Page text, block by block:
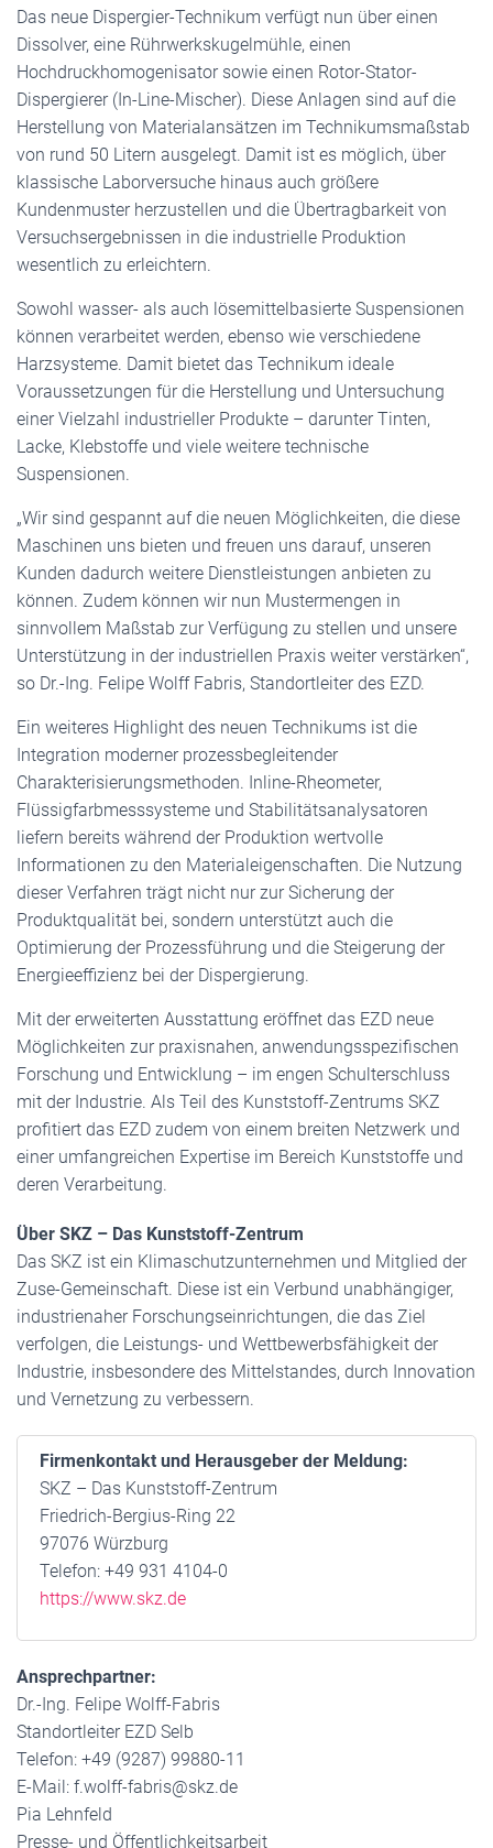
Das neue Dispergier-Technikum verfügt nun über einen
Dissolver, eine Rührwerkskugelmühle, einen
Hochdruckhomogenisator sowie einen Rotor-Stator-
Dispergierer (In-Line-Mischer). Diese Anlagen sind auf die
Herstellung von Materialansätzen im Technikumsmaßstab
von rund 50 Litern ausgelegt. Damit ist es möglich, über
klassische Laborversuche hinaus auch größere
Kundenmuster herzustellen und die Übertragbarkeit von
Versuchsergebnissen in die industrielle Produktion
wesentlich zu erleichtern.
Sowohl wasser- als auch lösemittelbasierte Suspensionen
können verarbeitet werden, ebenso wie verschiedene
Harzsysteme. Damit bietet das Technikum ideale
Voraussetzungen für die Herstellung und Untersuchung
einer Vielzahl industrieller Produkte – darunter Tinten,
Lacke, Klebstoffe und viele weitere technische
Suspensionen.
„Wir sind gespannt auf die neuen Möglichkeiten, die diese
Maschinen uns bieten und freuen uns darauf, unseren
Kunden dadurch weitere Dienstleistungen anbieten zu
können. Zudem können wir nun Mustermengen in
sinnvollem Maßstab zur Verfügung zu stellen und unsere
Unterstützung in der industriellen Praxis weiter verstärken“,
so Dr.-Ing. Felipe Wolff Fabris, Standortleiter des EZD.
Ein weiteres Highlight des neuen Technikums ist die
Integration moderner prozessbegleitender
Charakterisierungsmethoden. Inline-Rheometer,
Flüssigfarbmesssysteme und Stabilitätsanalysatoren
liefern bereits während der Produktion wertvolle
Informationen zu den Materialeigenschaften. Die Nutzung
dieser Verfahren trägt nicht nur zur Sicherung der
Produktqualität bei, sondern unterstützt auch die
Optimierung der Prozessführung und die Steigerung der
Energieeffizienz bei der Dispergierung.
Mit der erweiterten Ausstattung eröffnet das EZD neue
Möglichkeiten zur praxisnahen, anwendungsspezifischen
Forschung und Entwicklung – im engen Schulterschluss
mit der Industrie. Als Teil des Kunststoff-Zentrums SKZ
profitiert das EZD zudem von einem breiten Netzwerk und
einer umfangreichen Expertise im Bereich Kunststoffe und
deren Verarbeitung.
Über SKZ – Das Kunststoff-Zentrum
Das SKZ ist ein Klimaschutzunternehmen und Mitglied der
Zuse-Gemeinschaft. Diese ist ein Verbund unabhängiger,
industrienaher Forschungseinrichtungen, die das Ziel
verfolgen, die Leistungs- und Wettbewerbsfähigkeit der
Industrie, insbesondere des Mittelstandes, durch Innovation
und Vernetzung zu verbessern.
Firmenkontakt und Herausgeber der Meldung:
SKZ – Das Kunststoff-Zentrum
Friedrich-Bergius-Ring 22
97076 Würzburg
Telefon: +49 931 4104-0
https://www.skz.de
Ansprechpartner:
Dr.-Ing. Felipe Wolff-Fabris
Standortleiter EZD Selb
Telefon: +49 (9287) 99880-11
E-Mail: f.wolff-fabris@skz.de
Pia Lehnfeld
Presse- und Öffentlichkeitsarbeit